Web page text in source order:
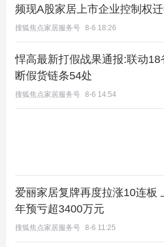
们几乎在同一时间段内密集释
单的“救市”，而是一次有节奏、
市场的企稳，从来不只是靠资
看似分散的政策，正在拧成一股
探的市场情绪，为一个关键时
房地产周期往往有其季节性规律
的“小阳春”是传统销售旺季，也
的关键窗口。对于已调整数年的
频现A股家居上市企业控制权
搜狐焦点家居服务号 8-6 18:26
悍高最新打假战果通报:联动18
断假货链条54处
搜狐焦点家居服务号 8-6 14:54
爱丽家居复牌再度拉涨10连板
年预亏超3400万元
搜狐焦点家居服务号 8-6 11:25